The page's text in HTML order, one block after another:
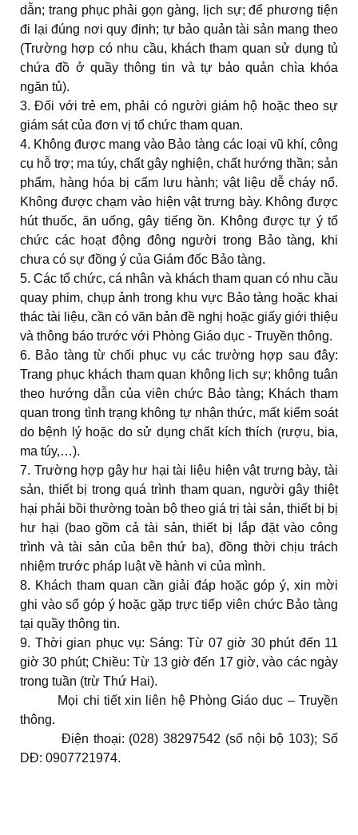
dẫn; trang phục phải gọn gàng, lịch sự; để phương tiện
đi lại đúng nơi quy định; tự bảo quản tài sản mang theo
(Trường hợp có nhu cầu, khách tham quan sử dụng tủ
chứa đồ ở quầy thông tin và tự bảo quản chìa khóa
ngăn tủ).
3. Đối với trẻ em, phải có người giám hộ hoặc theo sự
giám sát của đơn vị tổ chức tham quan.
4. Không được mang vào Bảo tàng các loại vũ khí, công
cụ hỗ trợ; ma túy, chất gây nghiện, chất hướng thần; sản
phẩm, hàng hóa bị cấm lưu hành; vật liệu dễ cháy nổ.
Không được chạm vào hiện vật trưng bày. Không được
hút thuốc, ăn uống, gây tiếng ồn. Không được tự ý tổ
chức các hoạt động đông người trong Bảo tàng, khi
chưa có sự đồng ý của Giám đốc Bảo tàng.
5. Các tổ chức, cá nhân và khách tham quan có nhu cầu
quay phim, chụp ảnh trong khu vực Bảo tàng hoặc khai
thác tài liệu, cần có văn bản đề nghị hoặc giấy giới thiệu
và thông báo trước với Phòng Giáo dục - Truyền thông.
6. Bảo tàng từ chối phục vụ các trường hợp sau đây:
Trang phục khách tham quan không lịch sự; không tuân
theo hướng dẫn của viên chức Bảo tàng; Khách tham
quan trong tình trạng không tự nhận thức, mất kiểm soát
do bệnh lý hoặc do sử dụng chất kích thích (rượu, bia,
ma túy,…).
7. Trường hợp gây hư hại tài liệu hiện vật trưng bày, tài
sản, thiết bị trong quá trình tham quan, người gây thiệt
hại phải bồi thường toàn bộ theo giá trị tài sản, thiết bị bị
hư hại (bao gồm cả tài sản, thiết bị lắp đặt vào công
trình và tài sản của bên thứ ba), đồng thời chịu trách
nhiệm trước pháp luật về hành vi của mình.
8. Khách tham quan cần giải đáp hoặc góp ý, xin mời
ghi vào sổ góp ý hoặc gặp trực tiếp viên chức Bảo tàng
tại quầy thông tin.
9. Thời gian phục vụ: Sáng: Từ 07 giờ 30 phút đến 11
giờ 30 phút; Chiều: Từ 13 giờ đến 17 giờ, vào các ngày
trong tuần (trừ Thứ Hai).
Mọi chi tiết xin liên hệ Phòng Giáo dục – Truyền
thông.
Điện thoại: (028) 38297542 (số nội bộ 103); Số
DĐ: 0907721974.